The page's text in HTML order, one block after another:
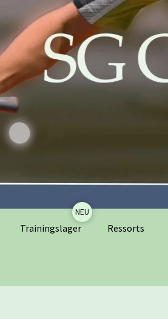
Trainingslager Ressorts